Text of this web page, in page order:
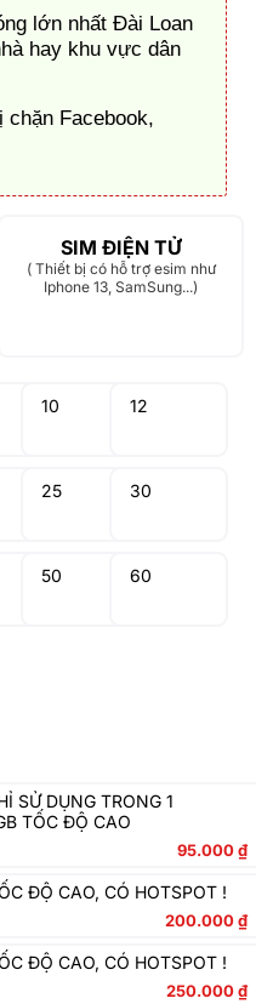
lớn nhất Đài Loan
hay khu vực dân
Facebook,
SIM ĐIỆN TỬ
( Thiết bị có hỗ trợ esim như
Iphone 13, SamSung...)
10 12
25 30
50 60
SỬ DỤNG TRONG 1
TỐC ĐỘ CAO
95.000₫
ĐỘ CAO, CÓ HOTSPOT !
200.000₫
ĐỘ CAO, CÓ HOTSPOT !
250.000₫